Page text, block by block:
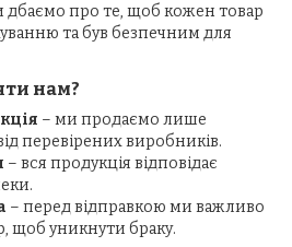
дбаємо про те, щоб кожен товар
та був безпечним для
нам?
– ми продаємо лише
перевірених виробників.
– вся продукція відповідає
– перед відправкою ми важливо
щоб уникнути браку.